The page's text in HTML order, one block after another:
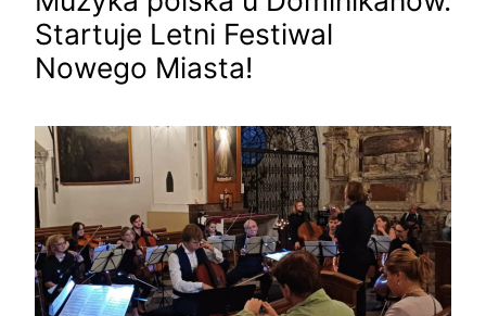
Startuje Letni Festiwal
Nowego Miasta!